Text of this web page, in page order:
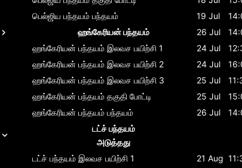
பெல்ஜிய பந்தயம் பந்தயம் 19 Jul
ஹங்கேரியன் பந்தயம்
26 Jul
ஹங்கேரியன் பந்தயம் இலவச பயிற்சி 1 24 Jul
ஹங்கேரியன் பந்தயம் இலவச பயிற்சி 2 24 Jul
ஹங்கேரியன் பந்தயம் இலவச பயிற்சி 3 25 Jul
ஹங்கேரியன் பந்தயம் தகுதி போட்டி 25 Jul
ஹங்கேரியன் பந்தயம் பந்தயம் 26 Jul
டட்ச் பந்தயம்
அடுத்தது
டட்ச் பந்தயம் இலவச பயிற்சி 1 21 Aug